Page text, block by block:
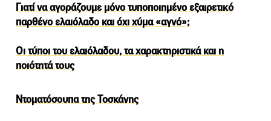
Γιατί να αγοράζουμε μόνο τυποποιημένο εξαιρετικό
παρθένο ελαιόλαδο και όχι χύμα «αγνό»;
Oι τύποι του ελαιόλαδου, τα χαρακτηριστικά και η
ποιότητά τους
Ντοματόσουπα της Τοσκάνης